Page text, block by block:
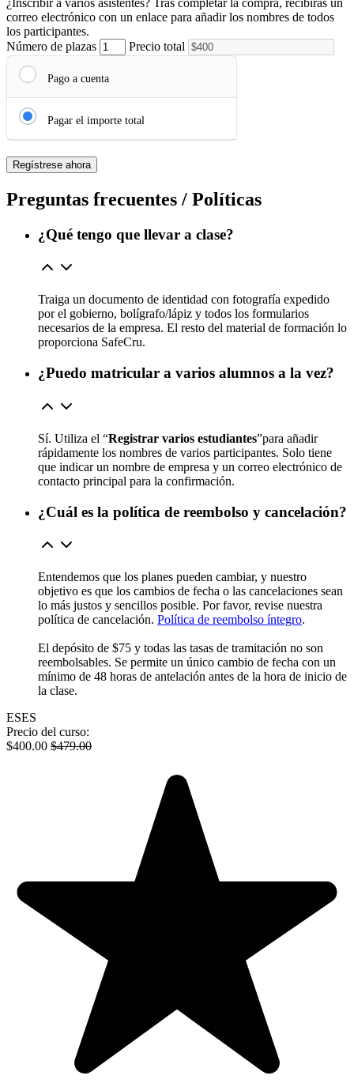
correo electrónico con un enlace para añadir los nombres de todos
los participantes.
Número de plazas
Precio total
Pago a cuenta
Pagar el importe total
Regístrese ahora
Preguntas frecuentes / Políticas
¿Qué tengo que llevar a clase?
Traiga un documento de identidad con fotografía expedido
por el gobierno, bolígrafo/lápiz y todos los formularios
necesarios de la empresa. El resto del material de formación lo
proporciona SafeCru.
¿Puedo matricular a varios alumnos a la vez?
Sí. Utiliza el “Registrar varios estudiantes”para añadir
rápidamente los nombres de varios participantes. Solo tiene
que indicar un nombre de empresa y un correo electrónico de
contacto principal para la confirmación.
¿Cuál es la política de reembolso y cancelación?
Entendemos que los planes pueden cambiar, y nuestro
objetivo es que los cambios de fecha o las cancelaciones sean
lo más justos y sencillos posible. Por favor, revise nuestra
política de cancelación. Política de reembolso íntegro.
El depósito de $75 y todas las tasas de tramitación no son
reembolsables. Se permite un único cambio de fecha con un
mínimo de 48 horas de antelación antes de la hora de inicio de
la clase.
ESES
Precio del curso:
$400.00 $479.00